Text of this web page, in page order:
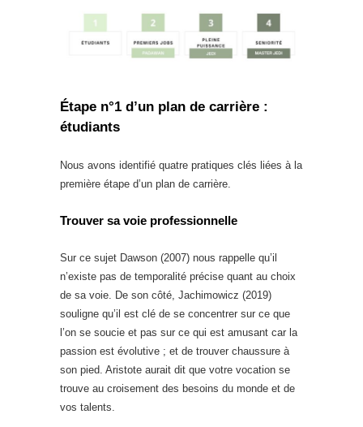
Étape n°1 d’un plan de carrière :
étudiants
Nous avons identifié quatre pratiques clés liées à la
première étape d’un plan de carrière.
Trouver sa voie professionnelle
Sur ce sujet Dawson (2007) nous rappelle qu’il
n’existe pas de temporalité précise quant au choix
de sa voie. De son côté, Jachimowicz (2019)
souligne qu’il est clé de se concentrer sur ce que
l’on se soucie et pas sur ce qui est amusant car la
passion est évolutive ; et de trouver chaussure à
son pied. Aristote aurait dit que votre vocation se
trouve au croisement des besoins du monde et de
vos talents.